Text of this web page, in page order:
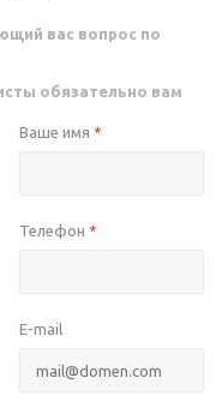
вас вопрос по
обязательно вам
Ваше имя *
Телефон *
E-mail